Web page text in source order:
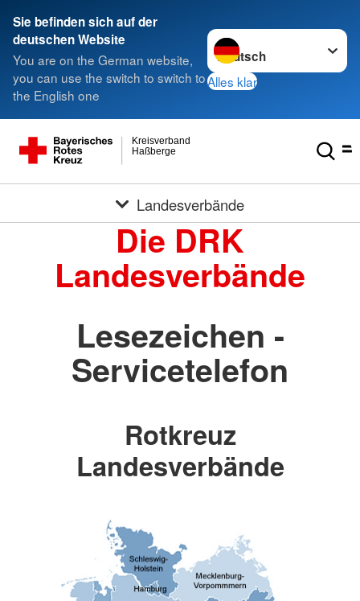
Sie befinden sich auf der
deutschen Website
You are on the German website,
you can use the switch to switch to
the English one
Sprache wechseln zu
Alles klar
Haßberge
Kreisverband
Landesverbände
Die DRK
Landesverbände
Lesezeichen -
Servicetelefon
Rotkreuz
Landesverbände